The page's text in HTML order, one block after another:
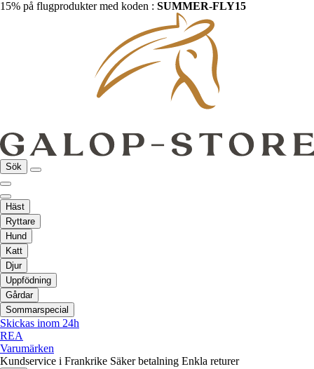
15% på flugprodukter med koden : SUMMER-FLY15
Sök
Häst
Ryttare
Hund
Katt
Djur
Uppfödning
Gårdar
Sommarspecial
Skickas inom 24h
REA
Varumärken
Kundservice i Frankrike Säker betalning Enkla returer